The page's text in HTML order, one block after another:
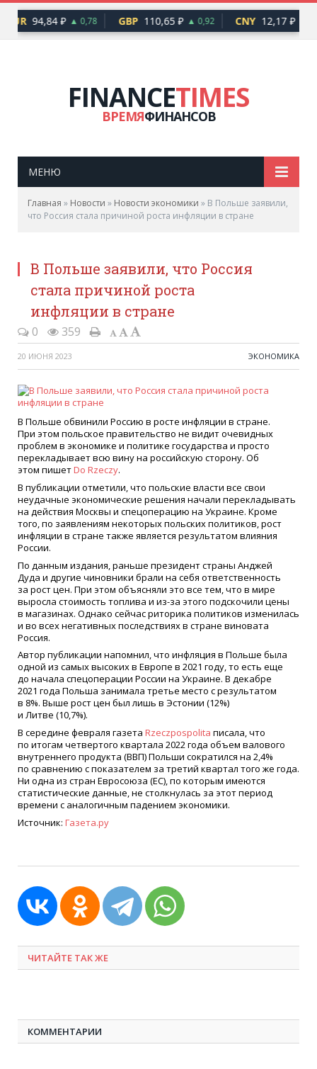
EUR 94,84 ₽ ▲ 0,78 GBP 110,65 ₽ ▲ 0,92 CNY 12,17 ₽ ▲
FINANCETIMES
ВРЕМЯФИНАНСОВ
МЕНЮ
Главная » Новости » Новости экономики » В Польше заявили,
что Россия стала причиной роста инфляции в стране
В Польше заявили, что Россия
стала причиной роста
инфляции в стране
0 359
20 ИЮНЯ 2023 ЭКОНОМИКА
В Польше обвинили Россию в росте инфляции в стране.
При этом польское правительство не видит очевидных
проблем в экономике и политике государства и просто
перекладывает всю вину на российскую сторону. Об
этом пишетDo Rzeczy.
В публикации отметили, что польские власти все свои
неудачные экономические решения начали перекладывать
на действия Москвы и спецоперацию на Украине. Кроме
того, по заявлениям некоторых польских политиков, рост
инфляции в стране также является результатом влияния
России.
По данным издания, раньше президент страны Анджей
Дуда и другие чиновники брали на себя ответственность
за рост цен. При этом объясняли это все тем, что в мире
выросла стоимость топлива и из-за этого подскочили цены
в магазинах. Однако сейчас риторика политиков изменилась
и во всех негативных последствиях в стране виновата
Россия.
Автор публикации напомнил, что инфляция в Польше была
одной из самых высоких в Европе в 2021 году, то есть еще
до начала спецоперации России на Украине. В декабре
2021 года Польша занимала третье место с результатом
в 8%. Выше рост цен был лишь в Эстонии (12%)
и Литве (10,7%).
В середине февраля газета Rzeczpospolita писала, что
по итогам четвертого квартала 2022 года объем валового
внутреннего продукта (ВВП) Польши сократился на 2,4%
по сравнению с показателем за третий квартал того же года.
Ни одна из стран Евросоюза (ЕС), по которым имеются
статистические данные, не столкнулась за этот период
времени с аналогичным падением экономики.
Источник: Газета.ру
ЧИТАЙТЕ ТАК ЖЕ
КОММЕНТАРИИ